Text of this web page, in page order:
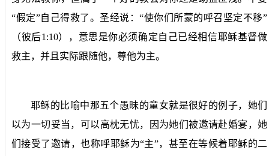
“假定”自己得救了。圣经说：“使你们所蒙的呼召坚定不移”
（彼后1:10），意思是你必须确定自己已经相信耶稣基督做
救主，并且实际跟随他，尊他为主。
耶稣的比喻中那五个愚昧的童女就是很好的例子，她们
以为一切妥当，可以高枕无忧，因为她们被邀请赴婚宴，她
们接受了邀请，也称呼耶稣为“主”，甚至在等候着耶稣的二